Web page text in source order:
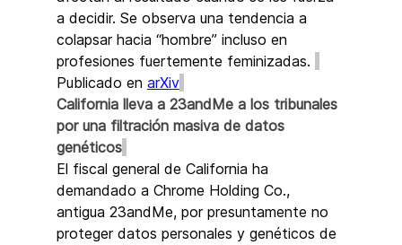
a decidir. Se observa una tendencia a
colapsar hacia “hombre” incluso en
profesiones fuertemente feminizadas.
Publicado en arXiv
California lleva a 23andMe a los tribunales
por una filtración masiva de datos
genéticos
El fiscal general de California ha
demandado a Chrome Holding Co.,
antigua 23andMe, por presuntamente no
proteger datos personales y genéticos de